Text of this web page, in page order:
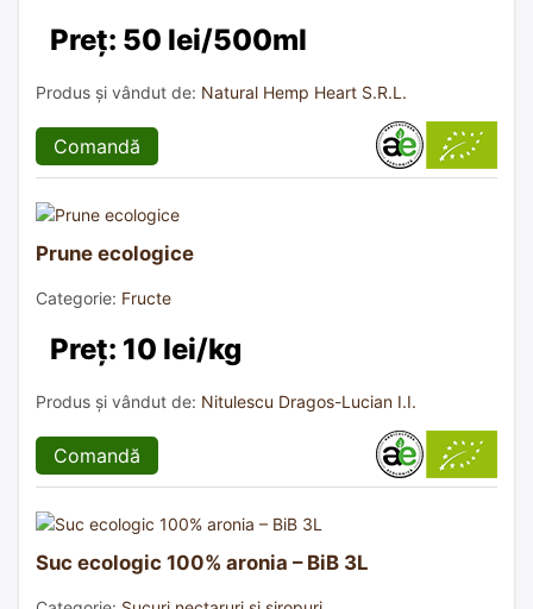
Preț: 50 lei/500ml
Produs și vândut de: Natural Hemp Heart S.R.L.
Comandă
Prune ecologice
Categorie: Fructe
Preț: 10 lei/kg
Produs și vândut de: Nitulescu Dragos-Lucian I.I.
Comandă
Suc ecologic 100% aronia – BiB 3L